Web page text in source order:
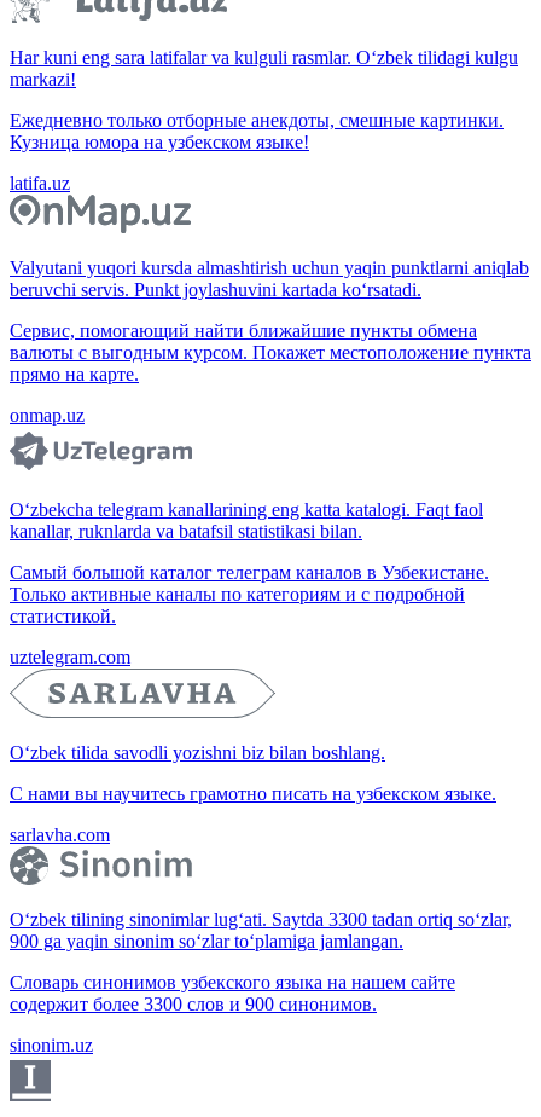
Har kuni eng sara latifalar va kulguli rasmlar. O‘zbek tilidagi kulgu
markazi!
Ежедневно только отборные анекдоты, смешные картинки.
Кузница юмора на узбекском языке!
latifa.uz
Valyutani yuqori kursda almashtirish uchun yaqin punktlarni aniqlab
beruvchi servis. Punkt joylashuvini kartada ko‘rsatadi.
Сервис, помогающий найти ближайшие пункты обмена
валюты с выгодным курсом. Покажет местоположение пункта
прямо на карте.
onmap.uz
O‘zbekcha telegram kanallarining eng katta katalogi. Faqt faol
kanallar, ruknlarda va batafsil statistikasi bilan.
Самый большой каталог телеграм каналов в Узбекистане.
Только активные каналы по категориям и с подробной
статистикой.
uztelegram.com
O‘zbek tilida savodli yozishni biz bilan boshlang.
С нами вы научитесь грамотно писать на узбекском языке.
sarlavha.com
O‘zbek tilining sinonimlar lug‘ati. Saytda 3300 tadan ortiq so‘zlar,
900 ga yaqin sinonim so‘zlar to‘plamiga jamlangan.
Словарь синонимов узбекского языка на нашем сайте
содержит более 3300 слов и 900 синонимов.
sinonim.uz